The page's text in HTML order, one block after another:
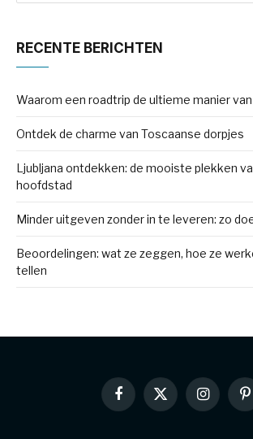
RECENTE BERICHTEN
Waarom een roadtrip de ultieme manier
Ontdek de charme van Toscaanse dorpjes
Ljubljana ontdekken: de mooiste plekken
hoofdstad
Minder uitgeven zonder in te leveren: zo
Beoordelingen: wat ze zeggen, hoe ze
tellen
Facebook
X
Instagram